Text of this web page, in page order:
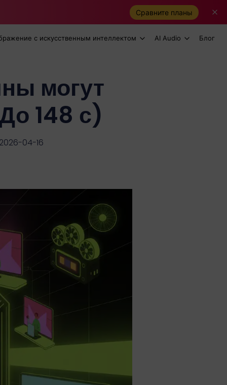
Сравните планы
с искусственным интеллектом AI Audio Блог
могут
148 с)
04-16